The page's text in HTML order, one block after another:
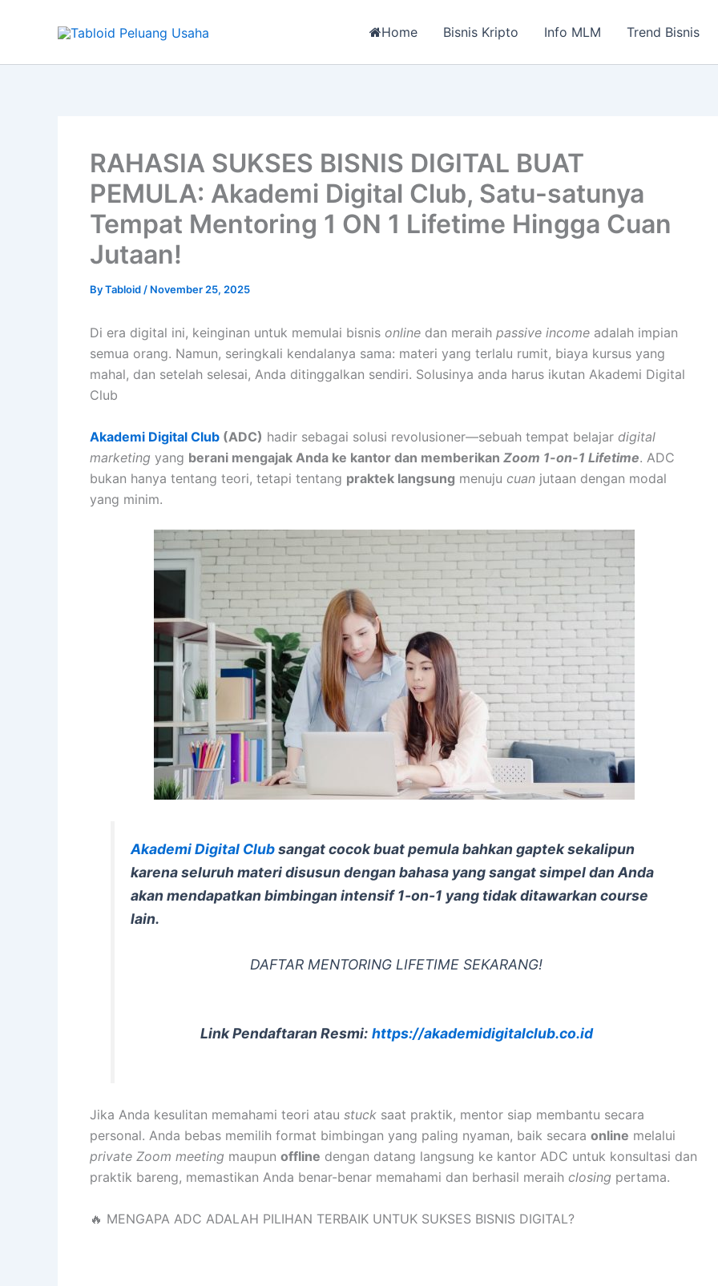
Home Bisnis Kripto Info MLM Trend Bisnis
RAHASIA SUKSES BISNIS DIGITAL BUAT
PEMULA: Akademi Digital Club, Satu-satunya
Tempat Mentoring 1 ON 1 Lifetime Hingga Cuan
Jutaan!
ByTabloid / November 25, 2025
Di era digital ini, keinginan untuk memulai bisnis online dan meraih passive income adalah impian
semua orang. Namun, seringkali kendalanya sama: materi yang terlalu rumit, biaya kursus yang
mahal, dan setelah selesai, Anda ditinggalkan sendiri. Solusinya anda harus ikutan Akademi Digital
Club
Akademi Digital Club (ADC) hadir sebagai solusi revolusioner—sebuah tempat belajar digital
marketing yang berani mengajak Anda ke kantor dan memberikan Zoom 1-on-1 Lifetime. ADC
bukan hanya tentang teori, tetapi tentang praktek langsung menuju cuan jutaan dengan modal
yang minim.
Akademi Digital Clubsangat cocok buat pemula bahkangapteksekalipun
karena seluruh materi disusun dengan bahasa yang sangat simpel dan Anda
akan mendapatkan bimbingan intensif 1-on-1 yang tidak ditawarkancourse
lain.
DAFTAR MENTORING LIFETIME SEKARANG!
Link Pendaftaran Resmi: https://akademidigitalclub.co.id
Jika Anda kesulitan memahami teori atau stuck saat praktik, mentor siap membantu secara
personal. Anda bebas memilih format bimbingan yang paling nyaman, baik secara online melalui
private Zoom meeting maupun offline dengan datang langsung ke kantor ADC untuk konsultasi dan
praktik bareng, memastikan Anda benar-benar memahami dan berhasil meraih closing pertama.
🔥 MENGAPA ADC ADALAH PILIHAN TERBAIK UNTUK SUKSES BISNIS DIGITAL?
email…